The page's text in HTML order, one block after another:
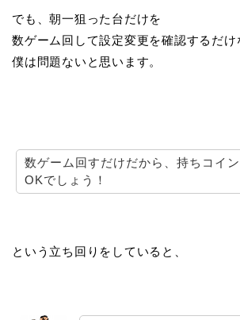
でも、朝一狙った台だけを
数ゲーム回して設定変更を確認するだけ
僕は問題ないと思います。
数ゲーム回すだけだから、持ちコイ
OKでしょう！
という立ち回りをしていると、